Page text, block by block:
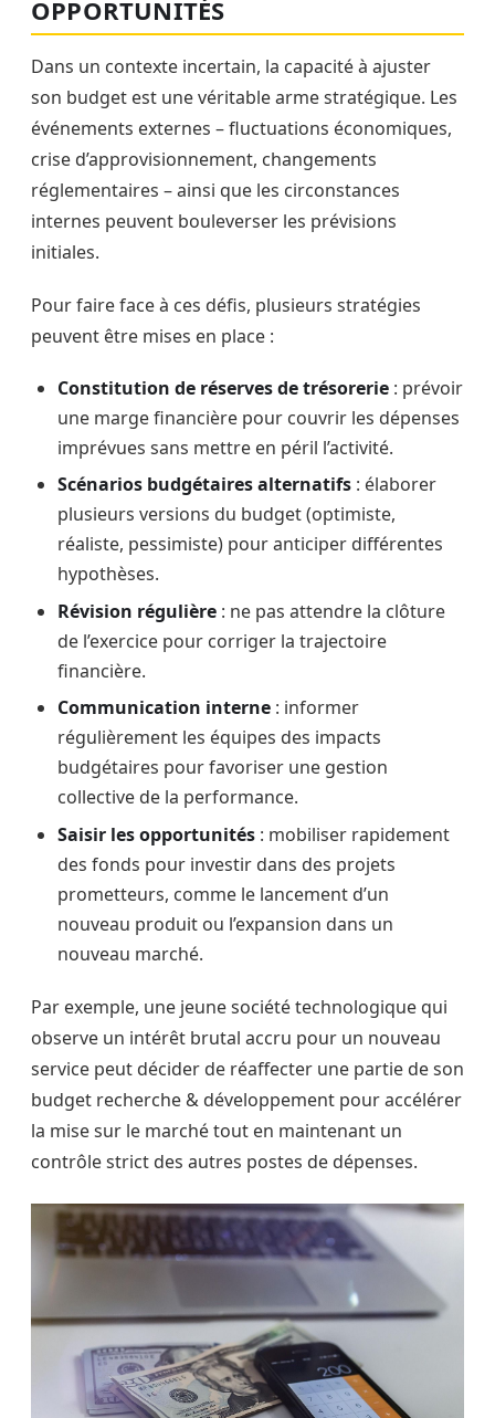
OPPORTUNITÉS
Dans un contexte incertain, la capacité à ajuster
son budget est une véritable arme stratégique. Les
événements externes – fluctuations économiques,
crise d’approvisionnement, changements
réglementaires – ainsi que les circonstances
internes peuvent bouleverser les prévisions
initiales.
Pour faire face à ces défis, plusieurs stratégies
peuvent être mises en place :
Constitution de réserves de trésorerie : prévoir
une marge financière pour couvrir les dépenses
imprévues sans mettre en péril l’activité.
Scénarios budgétaires alternatifs : élaborer
plusieurs versions du budget (optimiste,
réaliste, pessimiste) pour anticiper différentes
hypothèses.
Révision régulière : ne pas attendre la clôture
de l’exercice pour corriger la trajectoire
financière.
Communication interne : informer
régulièrement les équipes des impacts
budgétaires pour favoriser une gestion
collective de la performance.
Saisir les opportunités : mobiliser rapidement
des fonds pour investir dans des projets
prometteurs, comme le lancement d’un
nouveau produit ou l’expansion dans un
nouveau marché.
Par exemple, une jeune société technologique qui
observe un intérêt brutal accru pour un nouveau
service peut décider de réaffecter une partie de son
budget recherche & développement pour accélérer
la mise sur le marché tout en maintenant un
contrôle strict des autres postes de dépenses.